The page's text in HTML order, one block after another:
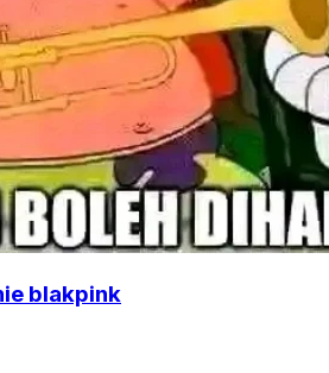
blakpink